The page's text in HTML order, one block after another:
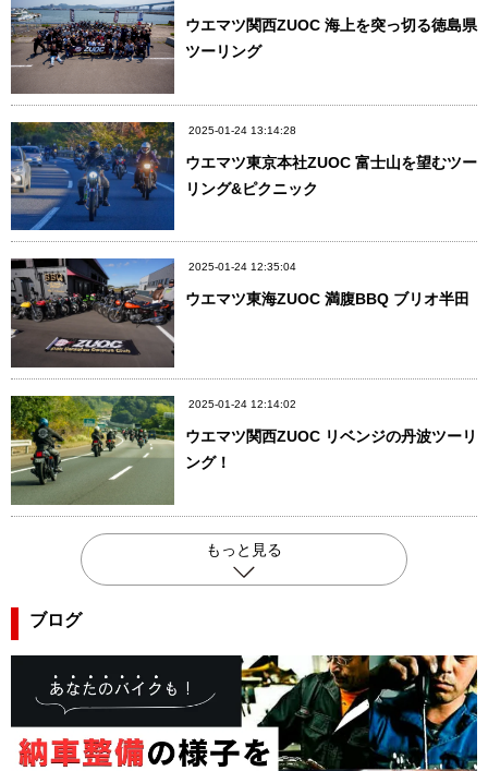
ウエマツ関西ZUOC 海上を突っ切る徳島県
ツーリング
2025-01-24 13:14:28
ウエマツ東京本社ZUOC 富士山を望むツー
リング&ピクニック
2025-01-24 12:35:04
ウエマツ東海ZUOC 満腹BBQ ブリオ半田
2025-01-24 12:14:02
ウエマツ関西ZUOC リベンジの丹波ツーリ
ング！
もっと見る
ブログ